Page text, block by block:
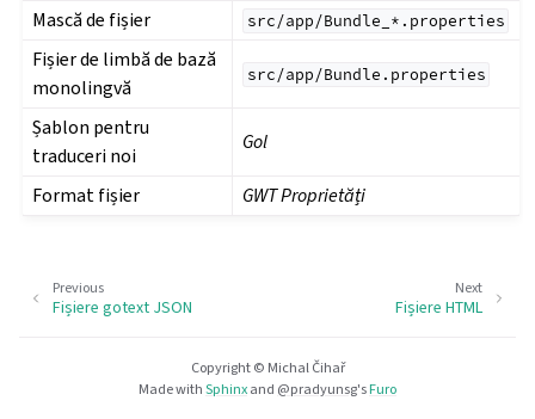
Mască de fișier
src/app/Bundle_*.properties
Fișier de limbă de bază
monolingvă
src/app/Bundle.properties
Șablon pentru
traduceri noi
Gol
Format fișier GWT Proprietăți
Next
Fișiere HTML
Previous
Fișiere gotext JSON
Copyright © Michal Čihař
Made withSphinxand @pradyunsg'sFuro